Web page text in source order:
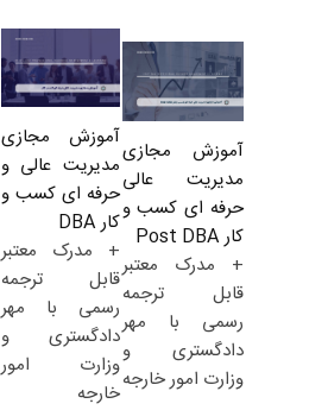
آموزش مجازی
مدیریت عالی
حرفه ای کسب و
کار Post DBA
+ مدرک معتبر
قابل ترجمه
رسمی با مهر
دادگستری و
وزارت امور خارجه
آموزش مجازی
مدیریت عالی و
حرفه ای کسب و
کار DBA
+ مدرک معتبر
قابل ترجمه
رسمی با مهر
دادگستری و
وزارت امور
خارجه